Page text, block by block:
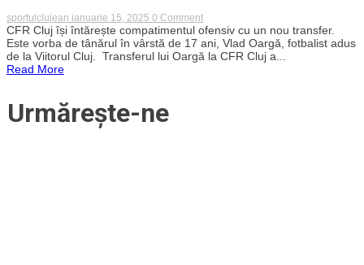
sportulclujean ianuarie 15, 2025 0 Commenton
CFR
Cluj
își
întărește
CFR Cluj își întărește compatimentul ofensiv cu un nou transfer.
Este vorba de tânărul în vârstă de 17 ani, Vlad Oargă, fotbalist adus
de la Viitorul Cluj. Transferul lui Oargă la CFR Cluj a...
Read More
Urmărește-ne